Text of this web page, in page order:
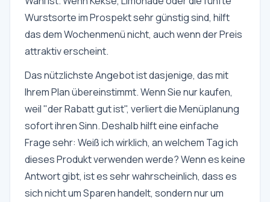
Wurstsorte im Prospekt sehr günstig sind, hilft
das dem Wochenmenü nicht, auch wenn der Preis
attraktiv erscheint.
Das nützlichste Angebot ist dasjenige, das mit
Ihrem Plan übereinstimmt. Wenn Sie nur kaufen,
weil "der Rabatt gut ist", verliert die Menüplanung
sofort ihren Sinn. Deshalb hilft eine einfache
Frage sehr: Weiß ich wirklich, an welchem Tag ich
dieses Produkt verwenden werde? Wenn es keine
Antwort gibt, ist es sehr wahrscheinlich, dass es
sich nicht um Sparen handelt, sondern nur um